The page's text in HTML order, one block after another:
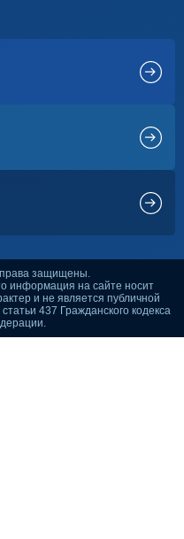
защищены.
информация на сайте носит
и не является публичной
437 Гражданского кодекса